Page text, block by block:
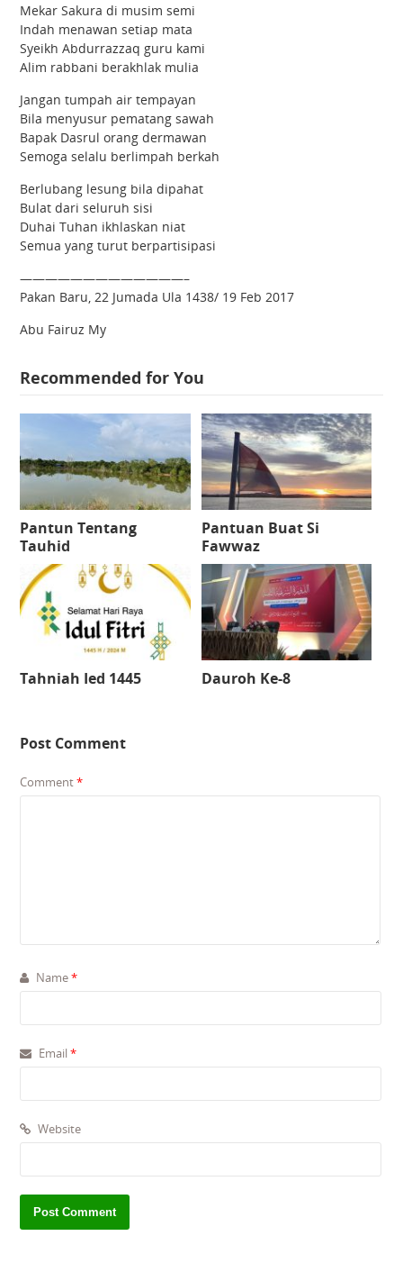
Mekar Sakura di musim semi
Indah menawan setiap mata
Syeikh Abdurrazzaq guru kami
Alim rabbani berakhlak mulia
Jangan tumpah air tempayan
Bila menyusur pematang sawah
Bapak Dasrul orang dermawan
Semoga selalu berlimpah berkah
Berlubang lesung bila dipahat
Bulat dari seluruh sisi
Duhai Tuhan ikhlaskan niat
Semua yang turut berpartisipasi
—————————————–
Pakan Baru, 22 Jumada Ula 1438/ 19 Feb 2017
Abu Fairuz My
Recommended for You
Pantun Tentang
Tauhid
Pantuan Buat Si
Fawwaz
Tahniah Ied 1445 Dauroh Ke-8
Post Comment
Comment*
Name*
Email*
Website